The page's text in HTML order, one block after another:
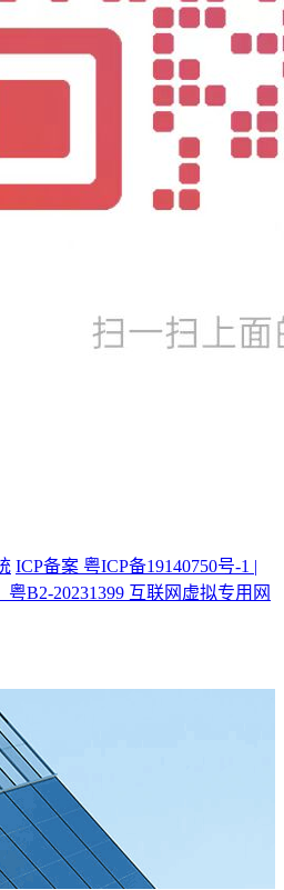
ICP备案 粤ICP备19140750号-1 |
B2-20231399 互联网虚拟专用网